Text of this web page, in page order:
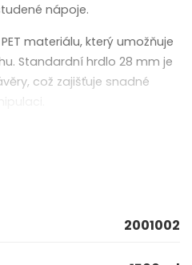
nápoje.
materiálu, který umožňuje
Standardní hrdlo 28 mm je
což zajišťuje snadné
(1,5 l)
kompatibilní s víčky 2001002